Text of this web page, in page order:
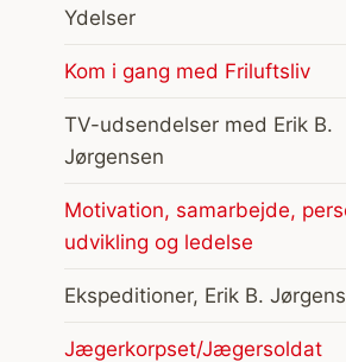
Ydelser
Kom i gang med Friluftsliv
TV-udsendelser med Erik B.
Jørgensen
Motivation, samarbejde,
udvikling og ledelse
Ekspeditioner, Erik B.
Jægerkorpset/Jægersoldat